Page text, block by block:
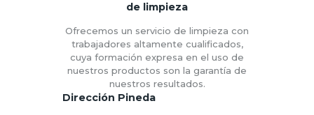
de limpieza
Ofrecemos un servicio de limpieza con
trabajadores altamente cualificados,
cuya formación expresa en el uso de
nuestros productos son la garantía de
nuestros resultados.
Dirección Pineda